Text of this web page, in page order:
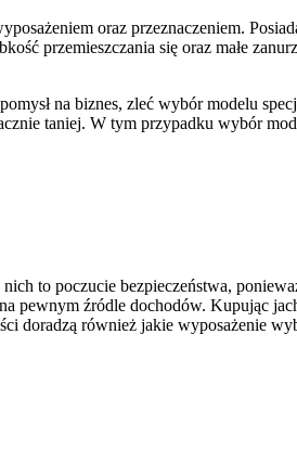
oraz przeznaczeniem.
przemieszczania się oraz małe
na biznes, zleć wybór modelu
taniej. W tym przypadku wybór
to poczucie bezpieczeństwa,
pewnym źródle dochodów. Kupując
doradzą również jakie wyposażenie